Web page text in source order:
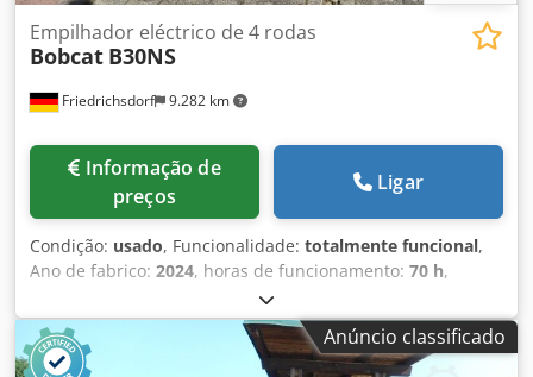
Friedrichsdorf 9.282 km
Empilhador eléctrico de 4 rodas
Bobcat B30NS
preços
Ligar
Condição: usado, Funcionalidade: totalmente funcional,
Ano de fabrico: 2024, horas de funcionamento: 70 h,
3.000 kg, altura de elevação:
mm, elevação livre:1.475 mm, tipo de combustível:
elétrico
triplex, altura de construção:
2.145 mm
16 kW (21,75 cv) , largura do suporte
Anúncio classificado